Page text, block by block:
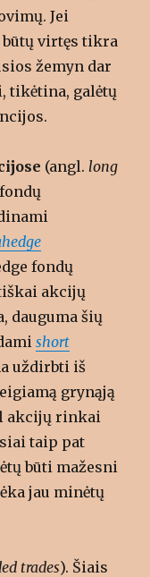
Jei
virtęs tikra
žemyn dar
tikėtina, galėtų
(angl.long
fondų
akcijų
dauguma šių
short
uždirbti iš
grynąją
akcijų rinkai
taip pat
būti mažesni
jau minėtų
trades). Šiais